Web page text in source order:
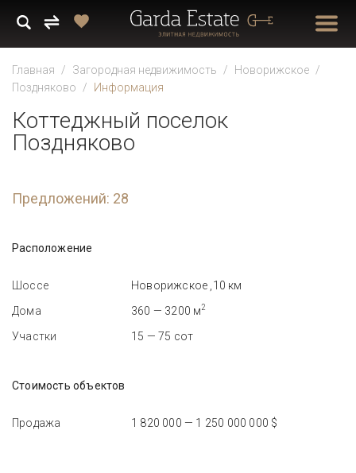
Главная Загородная недвижимость
Новорижское
Поздняково
Информация
Коттеджный поселок
Поздняково
Предложений: 28
Расположение
Шоссе
Новорижское ,10 км
Дома
360 — 3200 м2
Участки 15 — 75 сот
Стоимость объектов
Продажа 1 820 000 — 1 250 000 000 $